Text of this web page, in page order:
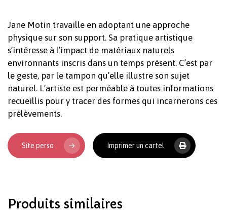
Jane Motin travaille en adoptant une approche
physique sur son support. Sa pratique artistique
s’intéresse à l’impact de matériaux naturels
environnants inscris dans un temps présent. C’est par
le geste, par le tampon qu’elle illustre son sujet
naturel. L’artiste est perméable à toutes informations
recueillis pour y tracer des formes qui incarnerons ces
prélèvements.
Site perso Imprimer un cartel
Produits similaires